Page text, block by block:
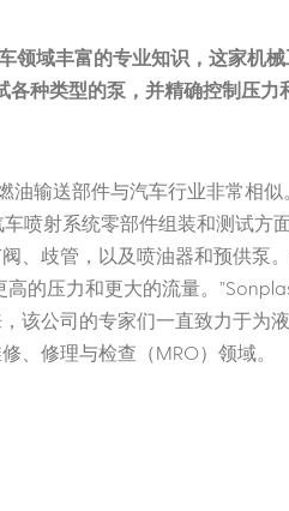
领域丰富的专业知识，这家机
种类型的泵，并精确控制压力
油输送部件与汽车行业非常相似
喷射系统零部件组装和测试方
、歧管，以及喷油器和预供泵
的压力和更大的流量。
该公司的专家们一直致力于为
、修理与检查（MRO）领域。